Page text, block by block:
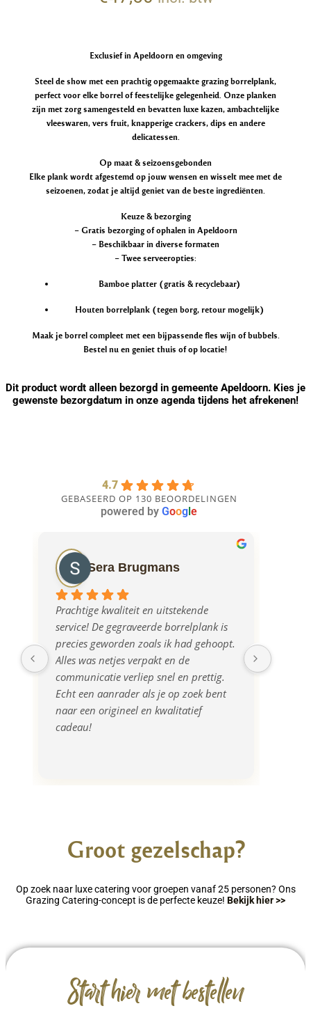
Exclusief in Apeldoorn en omgeving
Steel de show met een prachtig opgemaakte grazing borrelplank,
perfect voor elke borrel of feestelijke gelegenheid. Onze planken
zijn met zorg samengesteld en bevatten luxe kazen, ambachtelijke
vleeswaren, vers fruit, knapperige crackers, dips en andere
delicatessen.
Op maat & seizoensgebonden
Elke plank wordt afgestemd op jouw wensen en wisselt mee met de
seizoenen, zodat je altijd geniet van de beste ingrediënten.
Keuze & bezorging
– Gratis bezorging of ophalen in Apeldoorn
– Beschikbaar in diverse formaten
– Twee serveeropties:
Bamboe platter(gratis & recyclebaar)
Houten borrelplank(tegen borg, retour mogelijk)
Maak je borrel compleet met een bijpassende fles wijn of bubbels.
Bestel nu en geniet thuis of op locatie!
Dit product wordt alleen bezorgd in gemeente Apeldoorn. Kies je
gewenste bezorgdatum in onze agenda tijdens het afrekenen!
4.7
GEBASEERD OP 130 BEOORDELINGEN
powered by Google
Sera Brugmans
Prachtige kwaliteit en uitstekende
service! De gegraveerde borrelplank is
precies geworden zoals ik had gehoopt.
Alles was netjes verpakt en de
communicatie verliep snel en prettig.
Echt een aanrader als je op zoek bent
naar een origineel en kwalitatief
cadeau!
Groot gezelschap?
Op zoek naar luxe catering voor groepen vanaf 25 personen? Ons
Grazing Catering-concept is de perfecte keuze! Bekijk hier >>
Start hier met bestellen